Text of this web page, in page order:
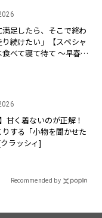
足したら、そこで終わ
続けたい」【スペシャ
べて寝て待て ～早春の
甘く着ないのが正解！
する「小物を聞かせた
ラッシィ]
Recommended by